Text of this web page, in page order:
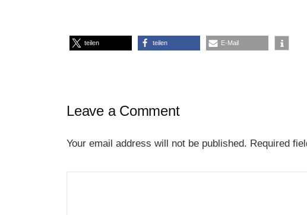
teilen teilen E-Mail
Leave a Comment
Your email address will not be published. Required